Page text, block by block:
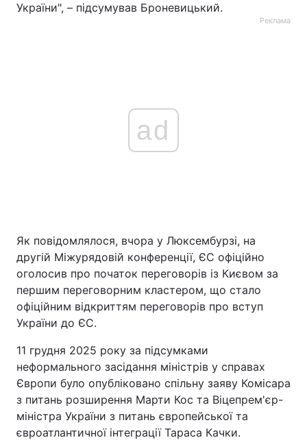
України", – підсумував Броневицький.
Реклама
ad
Як повідомлялося, вчора у Люксембурзі, на
другій Міжурядовій конференції, ЄС офіційно
оголосив про початок переговорів із Києвом за
першим переговорним кластером, що стало
офіційним відкриттям переговорів про вступ
України до ЄС.
11 грудня 2025 року за підсумками
неформального засідання міністрів у справах
Європи було опубліковано спільну заяву Комісара
з питань розширення Марти Кос та Віцепрем'єр-
міністра України з питань європейської та
євроатлантичної інтеграції Тараса Качки.